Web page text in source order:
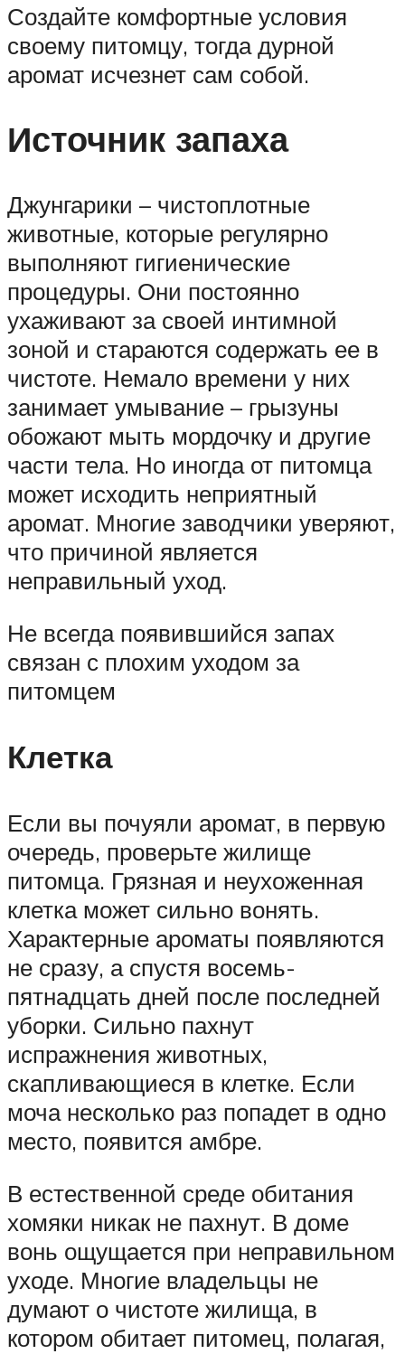
Создайте комфортные условия
своему питомцу, тогда дурной
аромат исчезнет сам собой.
Источник запаха
Джунгарики – чистоплотные
животные, которые регулярно
выполняют гигиенические
процедуры. Они постоянно
ухаживают за своей интимной
зоной и стараются содержать ее в
чистоте. Немало времени у них
занимает умывание – грызуны
обожают мыть мордочку и другие
части тела. Но иногда от питомца
может исходить неприятный
аромат. Многие заводчики уверяют,
что причиной является
неправильный уход.
Не всегда появившийся запах
связан с плохим уходом за
питомцем
Клетка
Если вы почуяли аромат, в первую
очередь, проверьте жилище
питомца. Грязная и неухоженная
клетка может сильно вонять.
Характерные ароматы появляются
не сразу, а спустя восемь-
пятнадцать дней после последней
уборки. Сильно пахнут
испражнения животных,
скапливающиеся в клетке. Если
моча несколько раз попадет в одно
место, появится амбре.
В естественной среде обитания
хомяки никак не пахнут. В доме
вонь ощущается при неправильном
уходе. Многие владельцы не
думают о чистоте жилища, в
котором обитает питомец, полагая,